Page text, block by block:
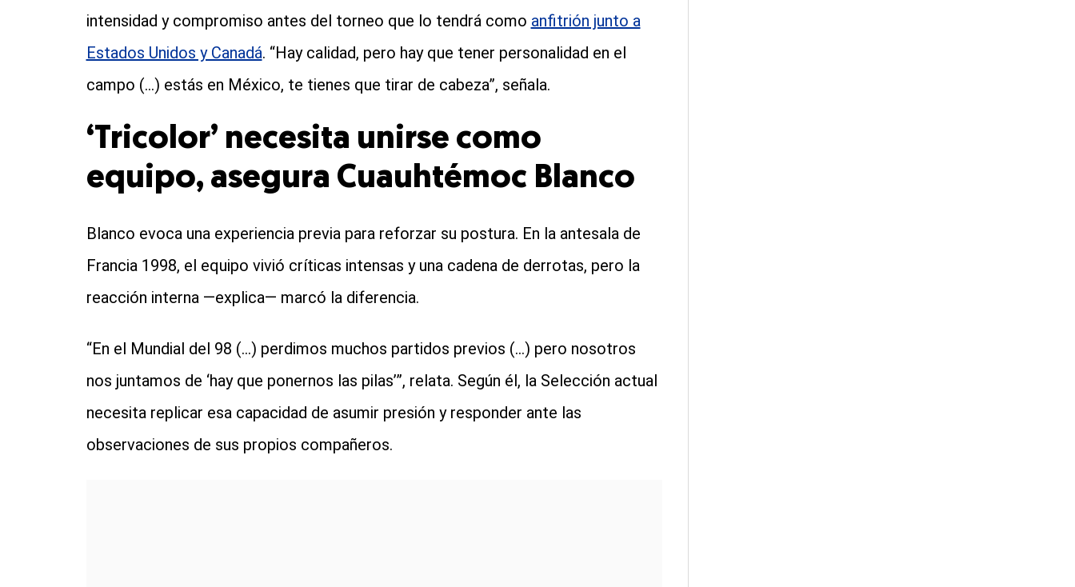
intensidad y compromiso antes del torneo que lo tendrá como anfitrión junto a
Estados Unidos y Canadá. “Hay calidad, pero hay que tener personalidad en el
campo (…) estás en México, te tienes que tirar de cabeza”, señala.
‘Tricolor’ necesita unirse como
equipo, asegura Cuauhtémoc Blanco
Blanco evoca una experiencia previa para reforzar su postura. En la antesala de
Francia 1998, el equipo vivió críticas intensas y una cadena de derrotas, pero la
reacción interna —explica— marcó la diferencia.
“En el Mundial del 98 (…) perdimos muchos partidos previos (…) pero nosotros
nos juntamos de ‘hay que ponernos las pilas’”, relata. Según él, la Selección actual
necesita replicar esa capacidad de asumir presión y responder ante las
observaciones de sus propios compañeros.